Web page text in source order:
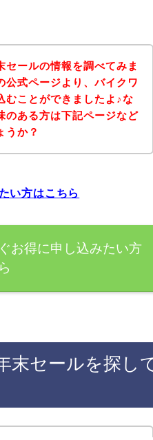
ールの情報を調べてみま
公式ページより、バイクワ
むことができましたよ♪な
のある方は下記ページなど
うか？
い方はこちら
お得に申し込みたい方
末セールを探し